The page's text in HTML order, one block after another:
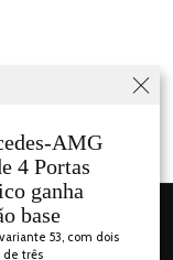
AMG
4 Portas
ganha
base
53, com dois
de três